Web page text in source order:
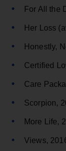
For All the
Her Loss
Honestly,
Certified
Care
Scorpion,
More Life,
Views,